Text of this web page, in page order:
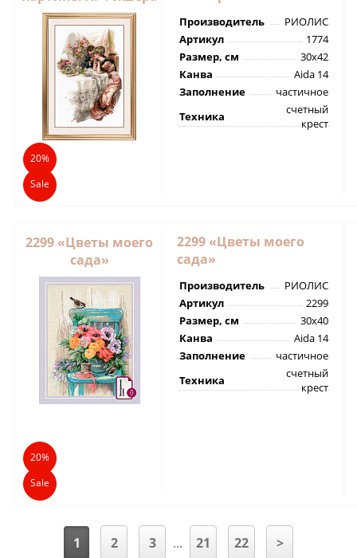
20%
Sale
Производитель
РИОЛИС
Артикул
1774
Размер, см
30х42
Канва
Aida 14
Заполнение
частичное
Техника
счетный
крест
2299 «Цветы моего
сада»
20%
Sale
2299 «Цветы моего
сада»
Производитель
РИОЛИС
Артикул
2299
Размер, см
30х40
Канва
Aida 14
Заполнение
частичное
Техника
счетный
крест
1 2 3 ... 21 22 >